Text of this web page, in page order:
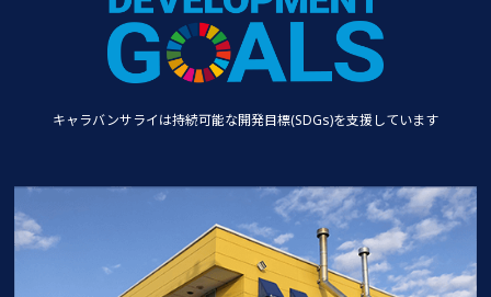
キャラバンサライは持続可能な開発目標(SDGs)を支援しています